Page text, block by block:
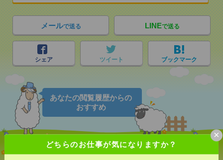
どちらのお仕事が気になりますか？
×
メールで送る LINEで送る
シェア ツイート ブックマーク
あなたの閲覧履歴からの
おすすめ
【オープニング募集】おばあちゃんのお散歩付き添